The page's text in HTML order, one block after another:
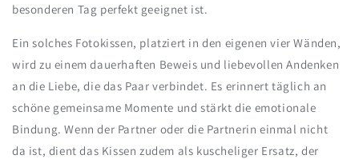
besonderen Tag perfekt geeignet ist.
Ein solches Fotokissen, platziert in den eigenen vier Wänden,
wird zu einem dauerhaften Beweis und liebevollen Andenken
an die Liebe, die das Paar verbindet. Es erinnert täglich an
schöne gemeinsame Momente und stärkt die emotionale
Bindung. Wenn der Partner oder die Partnerin einmal nicht
da ist, dient das Kissen zudem als kuscheliger Ersatz, der